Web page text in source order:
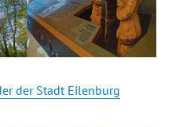
der Stadt Eilenburg